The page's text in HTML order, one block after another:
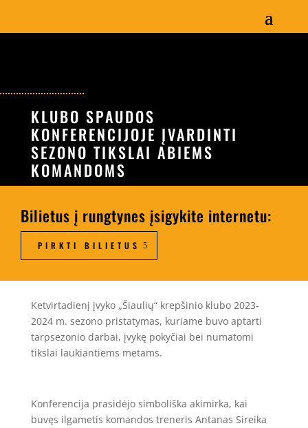
KLUBO SPAUDOS
KONFERENCIJOJE ĮVARDINTI
SEZONO TIKSLAI ABIEMS
KOMANDOMS
Bilietus į rungtynes įsigykite internetu:
PIRKTI BILIETUS
Ketvirtadienį įvyko „Šiaulių“ krepšinio klubo 2023-
2024 m. sezono pristatymas, kuriame buvo aptarti
tarpsezonio darbai, įvykę pokyčiai bei numatomi
tikslai laukiantiems metams.
Konferencija prasidėjo simboliška akimirka, kai
buvęs ilgametis komandos treneris Antanas Sireika